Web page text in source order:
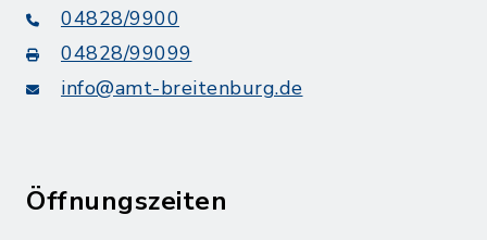
04828/9900
04828/99099
info@amt-breitenburg.de
Öffnungszeiten